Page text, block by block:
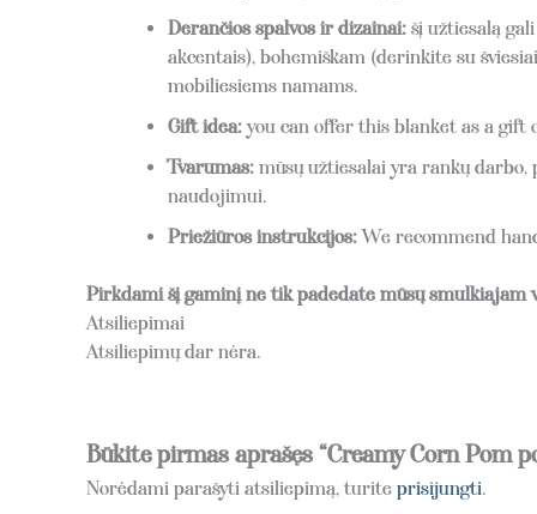
Derančios spalvos ir dizainai: šį užtiesalą
akcentais), bohemiškam (derinkite su
mobiliesiems namams.
Gift idea:you can offer this blanket as a gift
Tvarumas: mūsų užtiesalai yra rankų
naudojimui.
Priežiūros instrukcijos:We recommend
Pirkdami šį gaminį ne tik padedate mūsų
Atsiliepimai
Atsiliepimų dar nėra.
Būkite pirmas aprašęs “Creamy Corn Pom
Norėdami parašyti atsiliepimą, turite prisijungti.